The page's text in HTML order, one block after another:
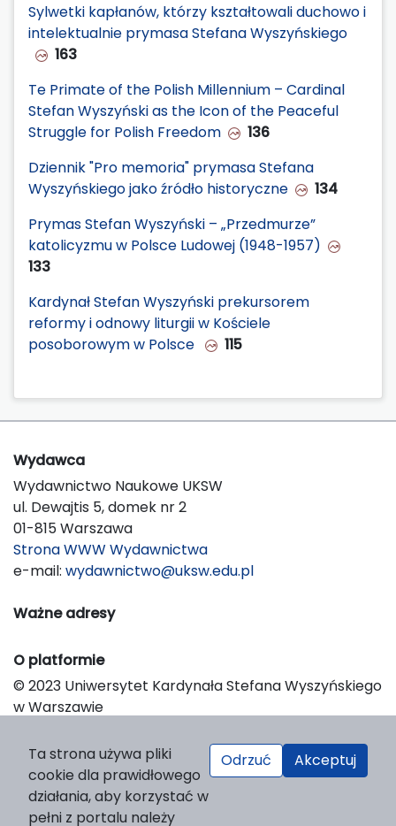
Sylwetki kapłanów, którzy kształtowali duchowo i
intelektualnie prymasa Stefana Wyszyńskiego
163
Te Primate of the Polish Millennium – Cardinal
Stefan Wyszyński as the Icon of the Peaceful
Struggle for Polish Freedom
136
Dziennik "Pro memoria" prymasa Stefana
Wyszyńskiego jako źródło historyczne
134
Prymas Stefan Wyszyński – „Przedmurze”
katolicyzmu w Polsce Ludowej (1948-1957)
133
Kardynał Stefan Wyszyński prekursorem
reformy i odnowy liturgii w Kościele
posoborowym w Polsce
115
Wydawca
Wydawnictwo Naukowe UKSW
ul. Dewajtis 5, domek nr 2
01-815 Warszawa
Strona WWW Wydawnictwa
e-mail: wydawnictwo@uksw.edu.pl
Ważne adresy
O platformie
© 2023 Uniwersytet Kardynała Stefana Wyszyńskiego
w Warszawie
Platform & Workflow by OJS/PKP
Ta strona używa pliki
cookie dla prawidłowego
działania, aby korzystać w
pełni z portalu należy
Odrzuć Akceptuj